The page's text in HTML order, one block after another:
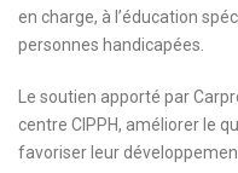
en charge, à l’éducation
personnes handicapées.
Le soutien apporté par
centre CIPPH, améliorer le
favoriser leur